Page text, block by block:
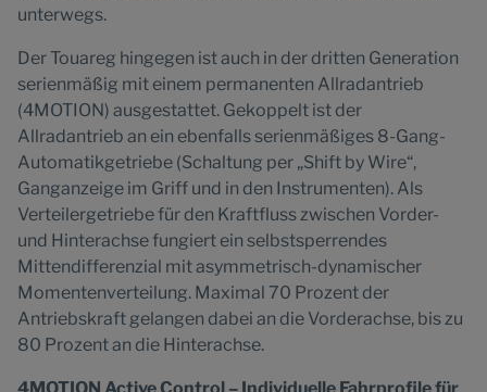
unterwegs.
Der Touareg hingegen ist auch in der dritten Generation
serienmäßig mit einem permanenten Allradantrieb
(4MOTION) ausgestattet. Gekoppelt ist der
Allradantrieb an ein ebenfalls serienmäßiges 8-Gang-
Automatikgetriebe (Schaltung per „Shift by Wire“,
Ganganzeige im Griff und in den Instrumenten). Als
Verteilergetriebe für den Kraftfluss zwischen Vorder-
und Hinterachse fungiert ein selbstsperrendes
Mittendifferenzial mit asymmetrisch-dynamischer
Momentenverteilung. Maximal 70 Prozent der
Antriebskraft gelangen dabei an die Vorderachse, bis zu
80 Prozent an die Hinterachse.